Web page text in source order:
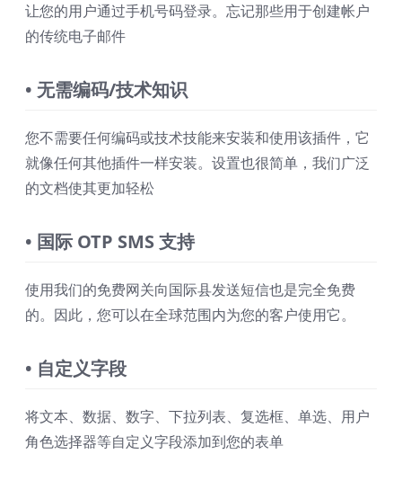
让您的用户通过手机号码登录。忘记那些用于创建帐户
的传统电子邮件
• 无需编码/技术知识
您不需要任何编码或技术技能来安装和使用该插件，它
就像任何其他插件一样安装。设置也很简单，我们广泛
的文档使其更加轻松
• 国际 OTP SMS 支持
使用我们的免费网关向国际县发送短信也是完全免费
的。因此，您可以在全球范围内为您的客户使用它。
• 自定义字段
将文本、数据、数字、下拉列表、复选框、单选、用户
角色选择器等自定义字段添加到您的表单